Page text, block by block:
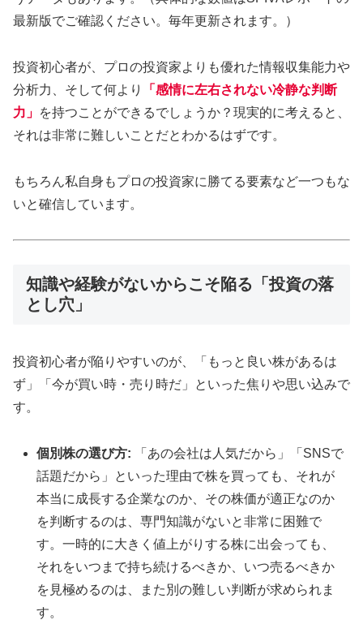
最新版でご確認ください。毎年更新されます。）
投資初心者が、プロの投資家よりも優れた情報収集能力や
分析力、そして何より
「感情に左右されない冷静な判断
力」 を持つことができるでしょうか？現実的に考えると、
それは非常に難しいことだとわかるはずです。
もちろん私自身もプロの投資家に勝てる要素など一つもな
いと確信しています。
知識や経験がないからこそ陥る「投資の落
とし穴」
投資初心者が陥りやすいのが、「もっと良い株があるは
ず」「今が買い時・売り時だ」といった焦りや思い込みで
す。
個別株の選び方: 「あの会社は人気だから」「SNSで
話題だから」といった理由で株を買っても、それが
本当に成長する企業なのか、その株価が適正なのか
を判断するのは、専門知識がないと非常に困難で
す。一時的に大きく値上がりする株に出会っても、
それをいつまで持ち続けるべきか、いつ売るべきか
を見極めるのは、また別の難しい判断が求められま
す。